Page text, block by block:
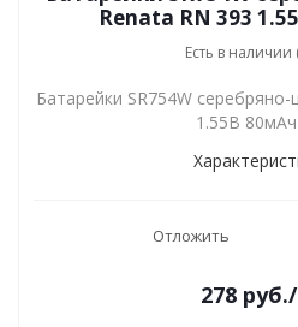
Renata RN 393
Есть в наличии
Батарейки SR754W
1.55В 80мАч
Отложить
278руб.